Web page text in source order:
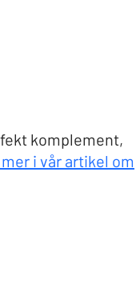
komplement,
i vår artikel om